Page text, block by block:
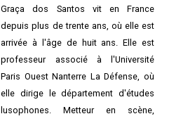
Graça dos Santos vit en France
depuis plus de trente ans, où elle est
arrivée à l'âge de huit ans. Elle est
professeur associé à l'Université
Paris Ouest Nanterre La Défense, où
elle dirige le département d'études
lusophones. Metteur en scène,